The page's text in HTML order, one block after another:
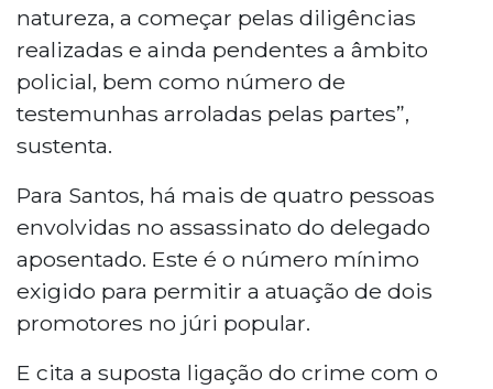
natureza, a começar pelas diligências
realizadas e ainda pendentes a âmbito
policial, bem como número de
testemunhas arroladas pelas partes”,
sustenta.
Para Santos, há mais de quatro pessoas
envolvidas no assassinato do delegado
aposentado. Este é o número mínimo
exigido para permitir a atuação de dois
promotores no júri popular.
E cita a suposta ligação do crime com o